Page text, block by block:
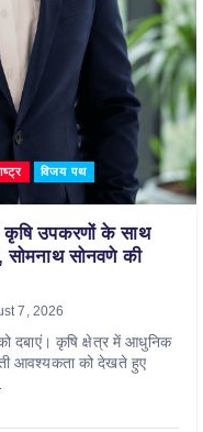
विजय पथ
उपकरणों के साथ
सोमनाथ सोनवणे की
7, 2026
दबाएं। कृषि क्षेत्र में आधुनिक
आवश्यकता को देखते हुए